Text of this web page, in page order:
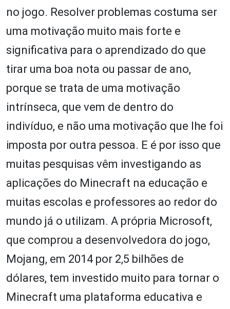
no jogo. Resolver problemas costuma ser
uma motivação muito mais forte e
significativa para o aprendizado do que
tirar uma boa nota ou passar de ano,
porque se trata de uma motivação
intrínseca, que vem de dentro do
indivíduo, e não uma motivação que lhe foi
imposta por outra pessoa. E é por isso que
muitas pesquisas vêm investigando as
aplicações do Minecraft na educação e
muitas escolas e professores ao redor do
mundo já o utilizam. A própria Microsoft,
que comprou a desenvolvedora do jogo,
Mojang, em 2014 por 2,5 bilhões de
dólares, tem investido muito para tornar o
Minecraft uma plataforma educativa e